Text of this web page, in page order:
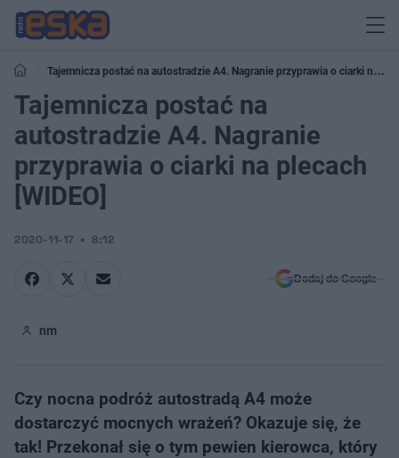
Tajemnicza postać na autostradzie A4. Nagranie przyprawia o ciarki na
plecach [WIDEO]
Tajemnicza postać na
autostradzie A4. Nagranie
przyprawia o ciarki na plecach
[WIDEO]
2020-11-17 8:12
Dodaj do Google
nm
Czy nocna podróż autostradą A4 może
dostarczyć mocnych wrażeń? Okazuje się, że
tak! Przekonał się o tym pewien kierowca, który